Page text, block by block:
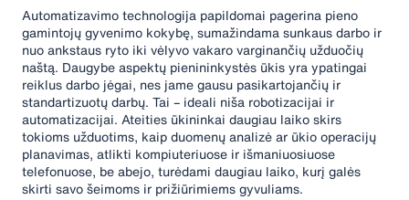
Automatizavimo technologija papildomai pagerina pieno
gamintojų gyvenimo kokybę, sumažindama sunkaus darbo ir
nuo ankstaus ryto iki vėlyvo vakaro varginančių užduočių
naštą. Daugybe aspektų pienininkystės ūkis yra ypatingai
reiklus darbo jėgai, nes jame gausu pasikartojančių ir
standartizuotų darbų. Tai – ideali niša robotizacijai ir
automatizacijai. Ateities ūkininkai daugiau laiko skirs
tokioms užduotims, kaip duomenų analizė ar ūkio operacijų
planavimas, atlikti kompiuteriuose ir išmaniuosiuose
telefonuose, be abejo, turėdami daugiau laiko, kurį galės
skirti savo šeimoms ir prižiūrimiems gyvuliams.